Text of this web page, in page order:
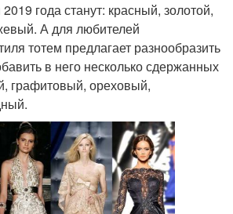
года станут: красный, золотой,
А для любителей
тотем предлагает разнообразить
в него несколько сдержанных
графитовый, ореховый,